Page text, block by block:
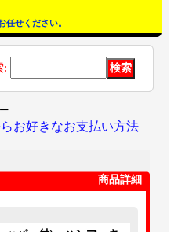
せください。
:
お好きなお支払い方法
商品詳細